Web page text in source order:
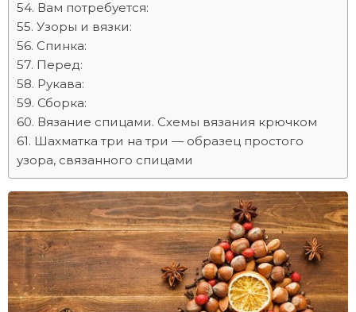
Вам потребуется:
Узоры и вязки:
Спинка:
Перед:
Рукава:
Сборка:
Вязание спицами. Схемы вязания крючком
Шахматка три на три — образец простого
узора, связанного спицами